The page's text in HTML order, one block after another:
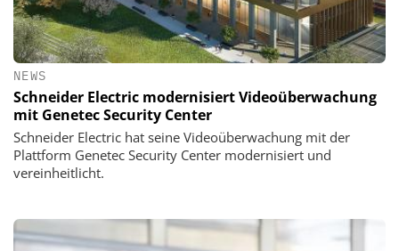
NEWS
Schneider Electric modernisiert Videoüberwachung
mit Genetec Security Center
Schneider Electric hat seine Videoüberwachung mit der
Plattform Genetec Security Center modernisiert und
vereinheitlicht.